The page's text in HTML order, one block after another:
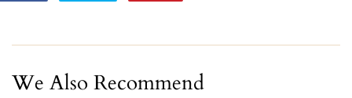
We Also Recommend